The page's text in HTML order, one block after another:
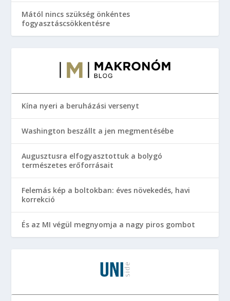
Mától nincs szükség önkéntes
fogyasztáscsökkentésre
Kína nyeri a beruházási versenyt
Washington beszállt a jen megmentésébe
Augusztusra elfogyasztottuk a bolygó
természetes erőforrásait
Felemás kép a boltokban: éves növekedés, havi
korrekció
És az MI végül megnyomja a nagy piros gombot